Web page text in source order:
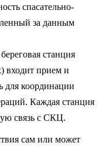
спасательно-
за данным
станция
входит прием и
для координации
Каждая станция
связь с СКЦ.
сам или может